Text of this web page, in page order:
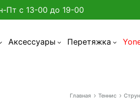
Пт с 13-00 до 19-00
Аксессуары Перетяжка
Главная Теннис